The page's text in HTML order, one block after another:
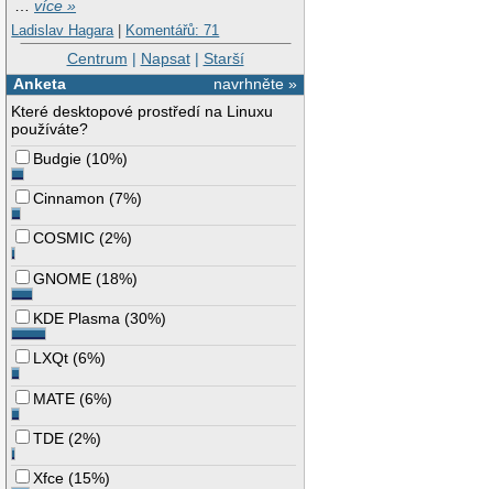
…více »
Ladislav Hagara | Komentářů: 71
Centrum | Napsat| Starší
navrhněte »
Anketa
Které desktopové prostředí na Linuxu
používáte?
Budgie (10%)
Cinnamon (7%)
COSMIC (2%)
GNOME (18%)
KDE Plasma (30%)
LXQt (6%)
MATE (6%)
TDE (2%)
Xfce (15%)